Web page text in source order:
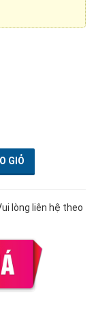
lòng liên hệ theo